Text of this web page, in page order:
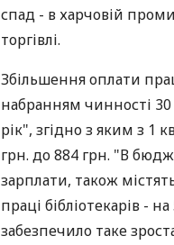
спад - в харчовій
торгівлі.
Збільшення оплати
набранням чинності
рік", згідно з яким з 1
грн. до 884 грн. "В
зарплати, також
праці бібліотекарів -
забезпечило таке